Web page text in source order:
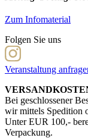
Zum Infomaterial
Folgen Sie uns
Veranstaltung
Bei geschlossener
wir mittels Spedition
Unter EUR 100,-
Verpackung.